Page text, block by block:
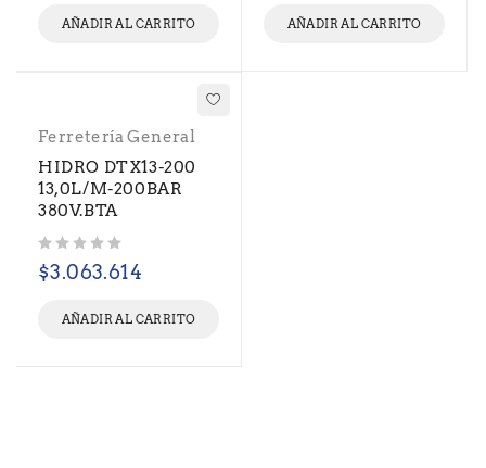
AÑADIR AL CARRITO AÑADIR AL CARRITO
Ferretería General
HIDRO DTX13-200
13,0L/M-200BAR
380V.BTA
$3.063.614
AÑADIR AL CARRITO